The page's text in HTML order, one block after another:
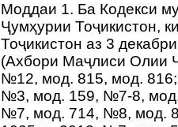
Моддаи 1. Ба Кодекси
Ҷумҳурии Тоҷикистон,
Тоҷикистон аз 3
(Ахбори Маҷлиси Олии
№12, мод. 815, мод.
№3, мод. 159, №7-8,
№7, мод. 714, №8, мод.